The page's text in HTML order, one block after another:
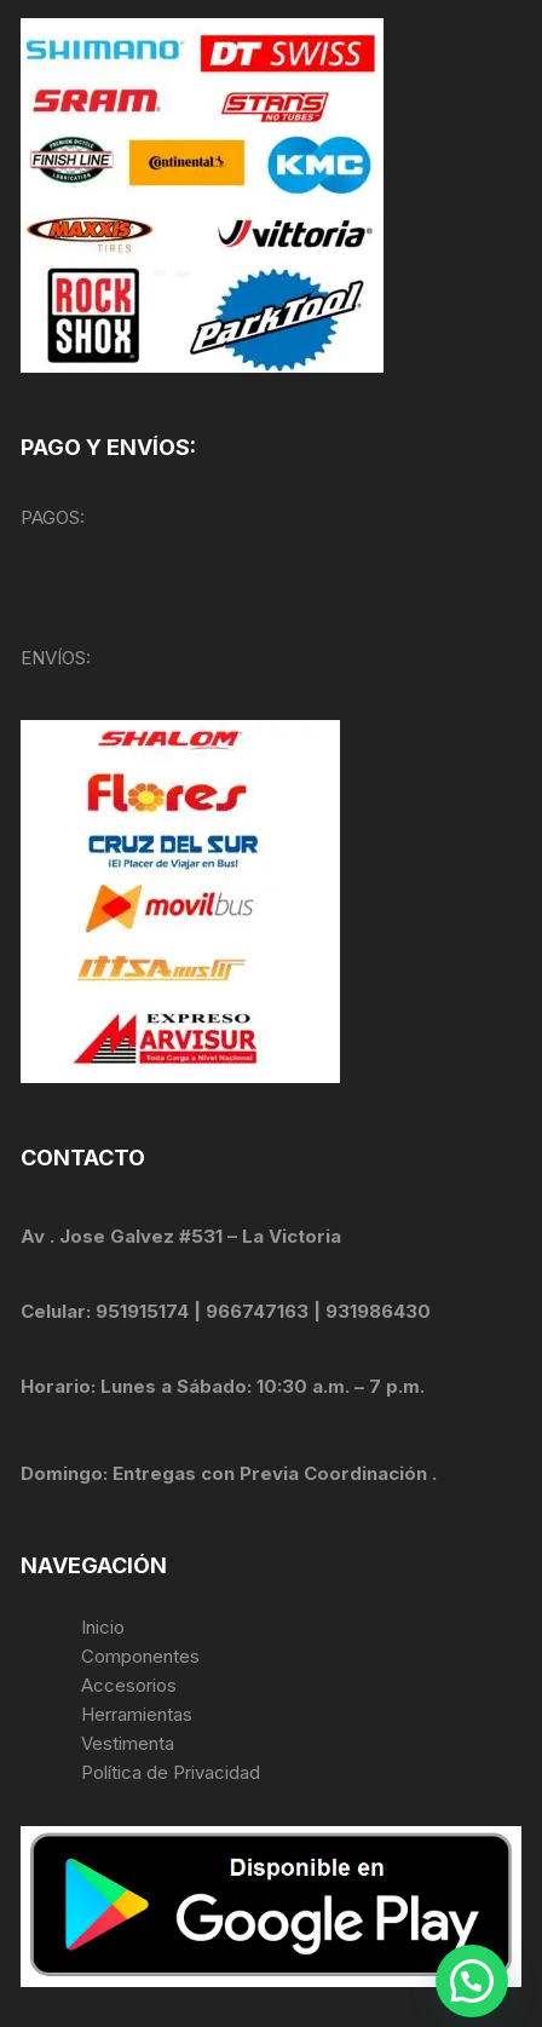
PAGO Y ENVÍOS:
PAGOS:
ENVÍOS:
CONTACTO
Av . Jose Galvez #531 – La Victoria
Celular: 951915174 | 966747163 | 931986430
Horario: Lunes a Sábado: 10:30 a.m. – 7 p.m.
Domingo: Entregas con Previa Coordinación .
NAVEGACIÓN
Inicio
Componentes
Accesorios
Herramientas
Vestimenta
Política de Privacidad